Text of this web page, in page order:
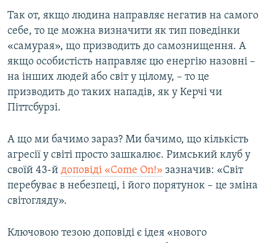
Так от, якщо людина направляє негатив на самого
себе, то це можна визначити як тип поведінки
«самурая», що призводить до самознищення. А
якщо особистість направляє цю енергію назовні –
на інших людей або світ у цілому, – то це
призводить до таких нападів, як у Керчі чи
Піттсбурзі.
А що ми бачимо зараз? Ми бачимо, що кількість
агресії у світі просто зашкалює. Римський клуб у
своїй 43-й доповіді «Come On!» зазначив: «Світ
перебуває в небезпеці, і його порятунок – це зміна
світогляду».
Ключовою тезою доповіді є ідея «нового